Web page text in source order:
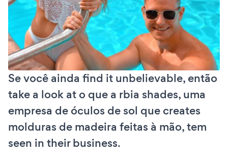
Se você ainda find it unbelievable, então
take a look at o que a rbia shades, uma
empresa de óculos de sol que creates
molduras de madeira feitas à mão, tem
seen in their business.